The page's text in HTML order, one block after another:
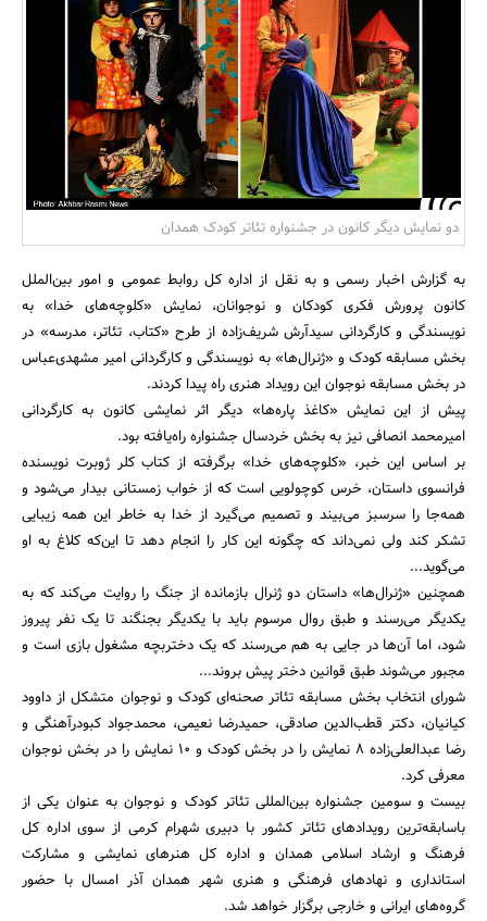
بانک، بیمه و سرمایه
مسکن و ساختمان
جستجو
دو نمایش دیگر کانون در جشنواره تئاتر کودک همدان
به گزارش اخبار رسمی و به نقل از اداره کل روابط عمومی و امور بین‌الملل
کانون پرورش فکری کودکان و نوجوانان، نمایش «کلوچه‌های خدا» به
نویسندگی و کارگردانی سیدآرش شریف‌زاده از طرح «کتاب، تئاتر، مدرسه» در
بخش مسابقه کودک و «ژنرال‌ها» به نویسندگی و کارگردانی امیر مشهدی‌عباس
در بخش مسابقه نوجوان این رویداد هنری راه پیدا کردند.
پیش از این نمایش «کاغذ پاره‌ها» دیگر اثر نمایشی کانون به کارگردانی
امیرمحمد انصافی نیز به بخش خردسال جشنواره راه‌یافته بود.
بر اساس این خبر، «کلوچه‌های خدا» برگرفته از کتاب کلر ژوبرت نویسنده
فرانسوی داستان، خرس کوچولویی است که از خواب زمستانی بیدار می‌شود و
همه‌جا را سرسبز می‌بیند و تصمیم می‌گیرد از خدا به خاطر این همه زیبایی
تشکر کند ولی نمی‌داند که چگونه این کار را انجام دهد تا این‌که کلاغ به او
می‌گوید...
همچنین «ژنرال‌ها‌» داستان دو ژنرال بازمانده از جنگ را روایت می‌کند که به
یکدیگر می‌رسند و طبق روال مرسوم باید با یکدیگر بجنگند تا یک نفر پیروز
شود، اما آن‌ها در جایی به هم می‌رسند که یک دختربچه مشغول بازی است و
مجبور می‌شوند طبق قوانین دختر پیش بروند...
شورای انتخاب بخش مسابقه تئاتر صحنه‌ای کودک و نوجوان متشکل از داوود
کیانیان، دکتر قطب‌الدین صادقی، حمیدرضا نعیمی، محمدجواد کبودرآهنگی و
رضا عبدالعلی‌زاده 8 نمایش را در بخش کودک و 10 نمایش را در بخش نوجوان
معرفی کرد.
بیست و سومین جشنواره بین‌المللی تئاتر کودک و نوجوان به عنوان یکی از
باسابقه‌ترین رویدادهای تئاتر کشور با دبیری شهرام کرمی از سوی اداره کل
فرهنگ و ارشاد اسلامی همدان و اداره کل هنرهای نمایشی و مشارکت
استانداری و نهادهای فرهنگی و هنری شهر همدان آذر امسال با حضور
گروه‌های ایرانی و خارجی برگزار خواهد شد.